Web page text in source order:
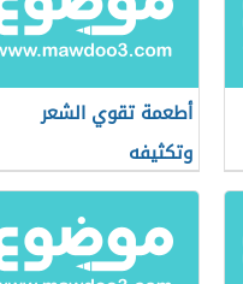
أطعمة تقوي الشعر
وتكثيفه